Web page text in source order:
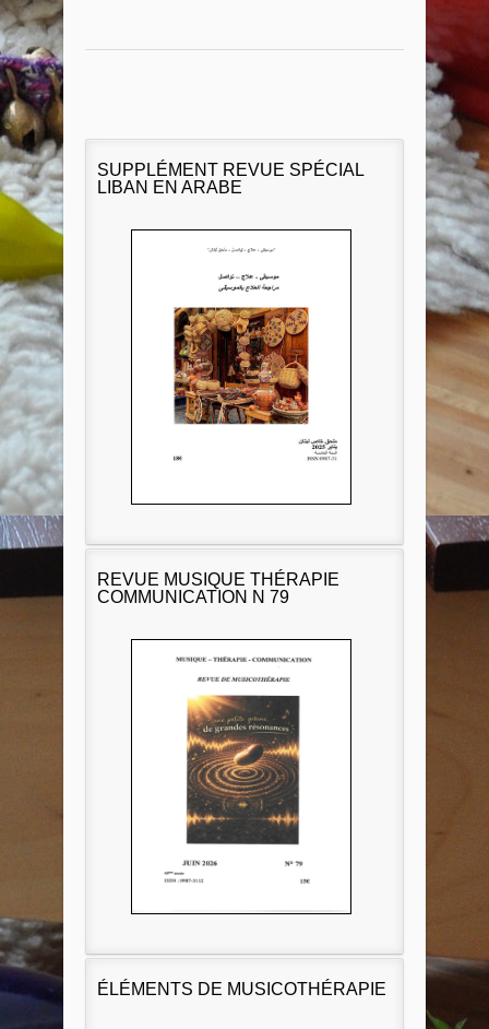
SUPPLÉMENT REVUE SPÉCIAL
LIBAN EN ARABE
REVUE MUSIQUE THÉRAPIE
COMMUNICATION N 79
ÉLÉMENTS DE MUSICOTHÉRAPIE